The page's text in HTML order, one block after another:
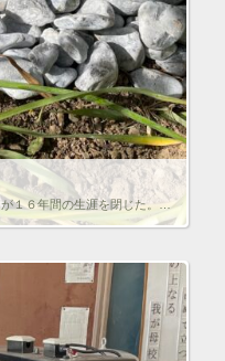
大切な家族の一員だった、愛犬・チャイが１６年間の生涯を閉じた。このロス感は当分続くと思うが、御影石のプレートに墓標をレーザー加工し、釜無川から拾ってきた白石の上に置いた…１６年間、楽しい女官を本当にありがとうよ。うちに来 […]